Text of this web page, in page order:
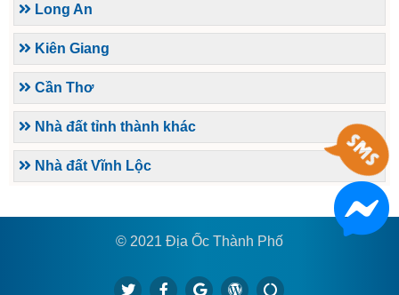
Long An
Kiên Giang
Cần Thơ
Nhà đất tỉnh thành khác
Nhà đất Vĩnh Lộc
© 2021 Địa Ốc Thành Phố